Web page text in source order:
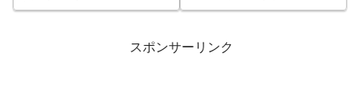
ョンアップ
円の最強コスパDAC
スポンサーリンク